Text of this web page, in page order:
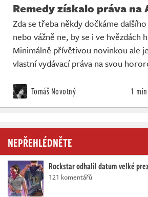
Remedy získalo práva na
Zda se třeba někdy dočkáme
nebo vážně ne, by se i ve hvězdách
Minimálně přívětivou novinkou ale
vlastní vydávací práva na svou
Tomáš Novotný 1
NEPŘEHLÉDNĚTE
Rockstar odhalil datum velké
121 komentářů